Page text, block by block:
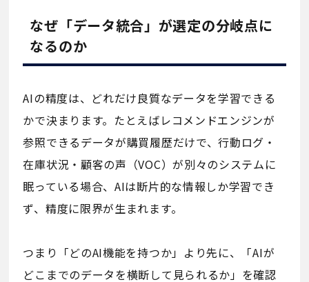
なぜ「データ統合」が選定の分岐点に
なるのか
AIの精度は、どれだけ良質なデータを学習できる
かで決まります。たとえばレコメンドエンジンが
参照できるデータが購買履歴だけで、行動ログ・
在庫状況・顧客の声（VOC）が別々のシステムに
眠っている場合、AIは断片的な情報しか学習でき
ず、精度に限界が生まれます。
つまり「どのAI機能を持つか」より先に、「AIが
どこまでのデータを横断して見られるか」を確認